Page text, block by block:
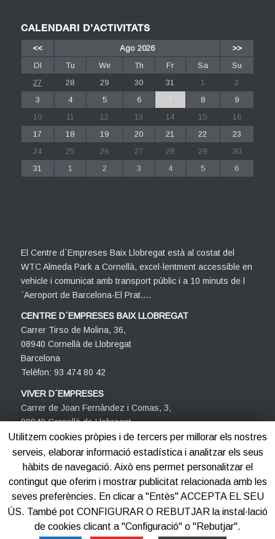
CALENDARI D’ACTIVITATS
<< Ago 2026
>>
Dl
Tu We Th Fr Sa
Su
27
28 29 30 31 1
2
3
4 5 6 7 8
9
10
11 12 13 14 15
16
17
18 19 20 21 22
23
24
25 26 27 28 29
30
31
1 2 3 4 5 6
El Centre d´Empreses Baix Llobregat està al costat del
WTC Almeda Park a Cornellà, excel·lentment accessible en
vehicle i comunicat amb transport públic i a 10 minuts de l
´Aeroport de Barcelona-El Prat….
CENTRE D´EMPRESES BAIX LLOBREGAT
Carrer Tirso de Molina, 36,
08940 Cornellà de Llobregat
Barcelona
Telèfon: 93 474 80 42
VIVER D´EMPRESES
Carrer de Joan Fernàndez i Comas, 3,
08940 Cornellà de Llobregat
Barcelona
Telèfon: 93 474 80 42
©2012-2025 Centre d'Empreses PROCORNELLÀ
Utilitzem cookies pròpies i de tercers per millorar els nostres
serveis, elaborar informació estadística i analitzar els seus
hàbits de navegació. Això ens permet personalitzar el
contingut que oferim i mostrar publicitat relacionada amb les
seves preferències. En clicar a "Entès" ACCEPTA EL SEU
ÚS. També pot CONFIGURAR O REBUTJAR la instal·lació
de cookies clicant a "Configuració" o "Rebutjar".